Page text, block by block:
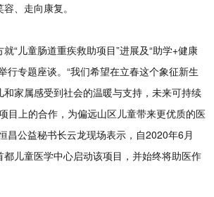
、走向康复。
“儿童肠道重疾救助项目”进展及“助学+健康
行专题座谈。“我们希望在立春这个象征新生
和家属感受到社会的温暖与支持，未来可持续
目上的合作，为偏远山区儿童带来更优质的医
昌公益秘书长云龙现场表示，自2020年6月
都儿童医学中心启动该项目，并始终将助医作